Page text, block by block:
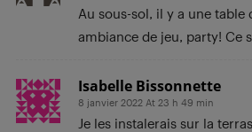
Au sous-sol, il y a une table
ambiance de jeu, party! Ce
Isabelle Bissonnette
8 janvier 2022 At 23 h 49 min
Je les instalerais sur la